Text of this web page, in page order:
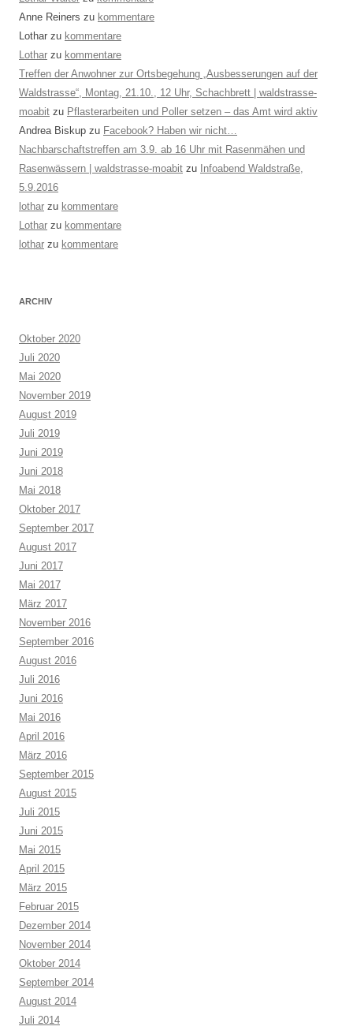
Anne Reiners zu kommentare
Lothar zu kommentare
Lothar zu kommentare
Treffen der Anwohner zur Ortsbegehung „Ausbesserungen auf der
Waldstrasse“, Montag, 21.10., 12 Uhr, Schachbrett | waldstrasse-
moabit zu Pflasterarbeiten und Poller setzen – das Amt wird aktiv
Andrea Biskup zu Facebook? Haben wir nicht…
Nachbarschaftstreffen am 3.9. ab 16 Uhr mit Rasenmähen und
Rasenwässern | waldstrasse-moabit zu Infoabend Waldstraße,
5.9.2016
lothar zu kommentare
Lothar zu kommentare
lothar zu kommentare
ARCHIV
Oktober 2020
Juli 2020
Mai 2020
November 2019
August 2019
Juli 2019
Juni 2019
Juni 2018
Mai 2018
Oktober 2017
September 2017
August 2017
Juni 2017
Mai 2017
März 2017
November 2016
September 2016
August 2016
Juli 2016
Juni 2016
Mai 2016
April 2016
März 2016
September 2015
August 2015
Juli 2015
Juni 2015
Mai 2015
April 2015
März 2015
Februar 2015
Dezember 2014
November 2014
Oktober 2014
September 2014
August 2014
Juli 2014